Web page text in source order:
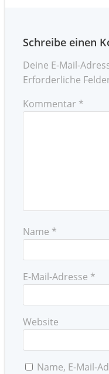
Schreibe einen
Deine E-Mail-
Erforderliche
Kommentar *
Name *
E-Mail-Adresse *
Website
Name, E-Mail-